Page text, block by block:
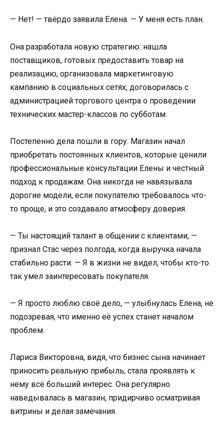
— Нет! — твёрдо заявила Елена. — У меня есть план.
Она разработала новую стратегию: нашла
поставщиков, готовых предоставить товар на
реализацию, организовала маркетинговую
кампанию в социальных сетях, договорилась с
администрацией торгового центра о проведении
технических мастер-классов по субботам.
Постепенно дела пошли в гору. Магазин начал
приобретать постоянных клиентов, которые ценили
профессиональные консультации Елены и честный
подход к продажам. Она никогда не навязывала
дорогие модели, если покупателю требовалось что-
то проще, и это создавало атмосферу доверия.
— Ты настоящий талант в общении с клиентами, —
признал Стас через полгода, когда выручка начала
стабильно расти. — Я в жизни не видел, чтобы кто-то
так умел заинтересовать покупателя.
— Я просто люблю своё дело, — улыбнулась Елена, не
подозревая, что именно её успех станет началом
проблем.
Лариса Викторовна, видя, что бизнес сына начинает
приносить реальную прибыль, стала проявлять к
нему всё больший интерес. Она регулярно
наведывалась в магазин, придирчиво осматривая
витрины и делая замечания.